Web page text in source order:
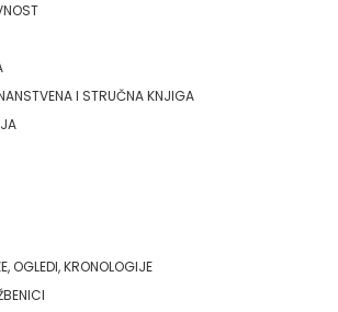
I STRUČNA KNJIGA
OGLEDI, KRONOLOGIJE